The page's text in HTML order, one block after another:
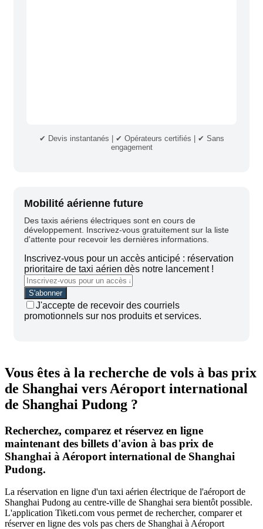
✔ Devis instantanés | ✔ Opérateurs certifiés | ✔ Sans
engagement
Mobilité aérienne future
Des taxis aériens électriques sont en cours de
développement. Inscrivez-vous gratuitement sur la liste
d'attente pour recevoir les dernières informations.
Inscrivez-vous pour un accès anticipé : réservation
prioritaire de taxi aérien dès notre lancement !
J'accepte de recevoir des courriels
promotionnels sur nos produits et services.
Vous êtes à la recherche de vols à bas prix
de Shanghai vers Aéroport international
de Shanghai Pudong ?
Recherchez, comparez et réservez en ligne
maintenant des billets d'avion à bas prix de
Shanghai à Aéroport international de Shanghai
Pudong.
La réservation en ligne d'un taxi aérien électrique de l'aéroport de
Shanghai Pudong au centre-ville de Shanghai sera bientôt possible.
L'application Tiketi.com vous permet de rechercher, comparer et
réserver en ligne des vols pas chers de Shanghai à Aéroport